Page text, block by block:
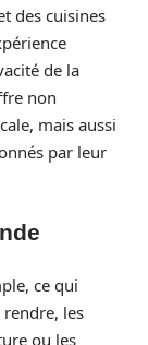
des cuisines
de la
non
mais aussi
par leur
ce qui
les
ou les